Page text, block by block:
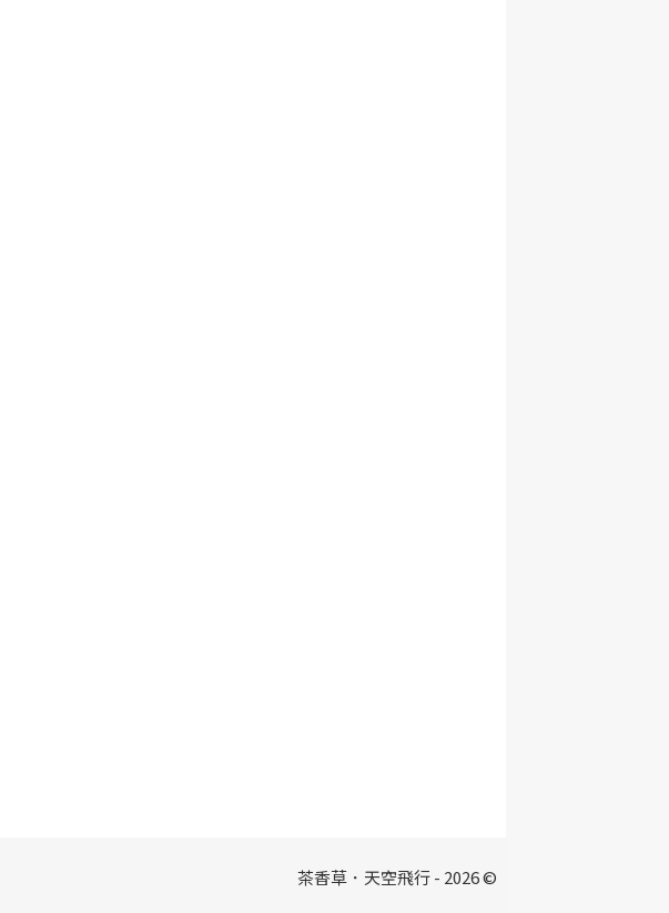
茶香草．天空飛行 - 2026 ©